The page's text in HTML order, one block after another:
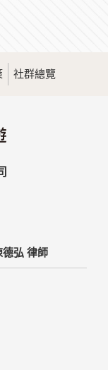
社群總覽
弘 律師